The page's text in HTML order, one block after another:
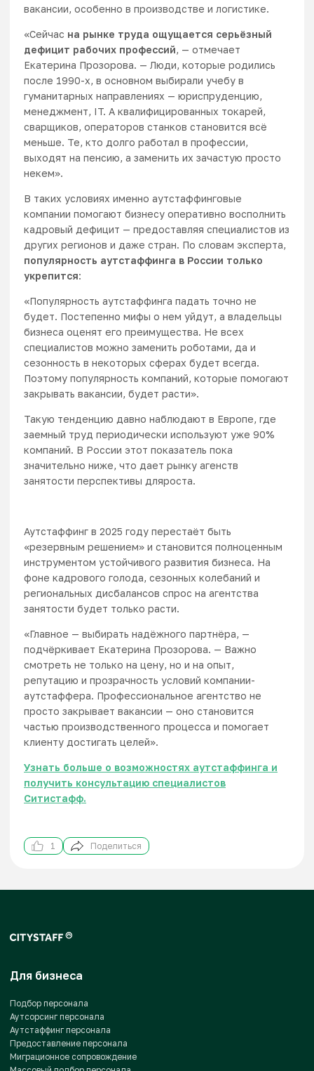
вакансии, особенно в производстве и логистике.
«Сейчас на рынке труда ощущается серьёзный
дефицит рабочих профессий, — отмечает
Екатерина Прозорова. — Люди, которые родились
после 1990-х, в основном выбирали учебу в
гуманитарных направлениях — юриспруденцию,
менеджмент, IT. А квалифицированных токарей,
сварщиков, операторов станков становится всё
меньше. Те, кто долго работал в профессии,
выходят на пенсию, а заменить их зачастую просто
некем».
В таких условиях именно аутстаффинговые
компании помогают бизнесу оперативно восполнить
кадровый дефицит — предоставляя специалистов из
других регионов и даже стран. По словам эксперта,
популярность аутстаффинга в России только
укрепится:
«Популярность аутстаффинга падать точно не
будет. Постепенно мифы о нем уйдут, а владельцы
бизнеса оценят его преимущества. Не всех
специалистов можно заменить роботами, да и
сезонность в некоторых сферах будет всегда.
Поэтому популярность компаний, которые помогают
закрывать вакансии, будет расти».
Такую тенденцию давно наблюдают в Европе, где
заемный труд периодически используют уже 90%
компаний. В России этот показатель пока
значительно ниже, что дает рынку агенств
занятости перспективы дляроста.
Аутстаффинг в 2025 году перестаёт быть
«резервным решением» и становится полноценным
инструментом устойчивого развития бизнеса. На
фоне кадрового голода, сезонных колебаний и
региональных дисбалансов спрос на агентства
занятости будет только расти.
«Главное — выбирать надёжного партнёра, —
подчёркивает Екатерина Прозорова. — Важно
смотреть не только на цену, но и на опыт,
репутацию и прозрачность условий компании-
аутстаффера. Профессиональное агентство не
просто закрывает вакансии — оно становится
частью производственного процесса и помогает
клиенту достигать целей».
Узнать больше о возможностях аутстаффинга и
получить консультацию специалистов
Ситистафф.
1 Поделиться
Для бизнеса
Подбор персонала
Аутсорсинг персонала
Аутстаффинг персонала
Предоставление персонала
Миграционное сопровождение